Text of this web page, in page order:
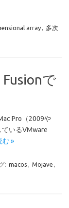
array, 多次
で
Pro（2009や
ているVMware
む »
: macos , Mojave ,